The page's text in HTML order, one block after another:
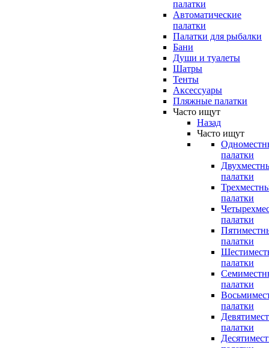
палатки
Автоматические
палатки
Палатки для рыбалки
Бани
Души и туалеты
Шатры
Тенты
Аксессуары
Пляжные палатки
Часто ищут
Назад
Часто ищут
палатки
палатки
палатки
палатки
палатки
палатки
палатки
палатки
палатки